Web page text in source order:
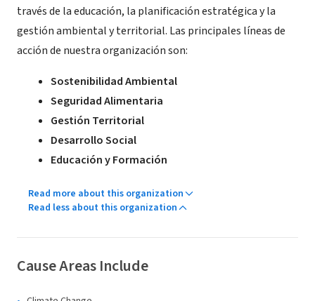
través de la educación, la planificación estratégica y la
gestión ambiental y territorial. Las principales líneas de
acción de nuestra organización son:
Sostenibilidad Ambiental
Seguridad Alimentaria
Gestión Territorial
Desarrollo Social
Educación y Formación
Read more about this organization
Read less about this organization
Cause Areas Include